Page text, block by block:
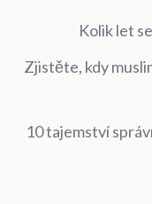
Kolik let
Zjistěte, kdy
10 tajemství